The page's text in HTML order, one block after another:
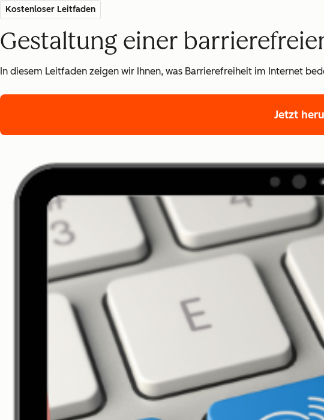
Kostenloser Leitfaden
Gestaltung einer
In diesem Leitfaden zeigen wir Ihnen, was Barrierefreiheit im Internet
Jetzt